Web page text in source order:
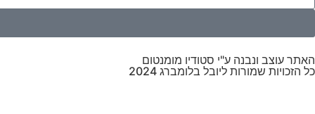
האתר עוצב ונבנה ע"י סטודיו מומנטום
כל הזכויות שמורות ליובל בלומברג 2024